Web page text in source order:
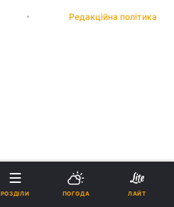
Редакційна політика
РОЗДІЛИ ПОГОДА ЛАЙТ